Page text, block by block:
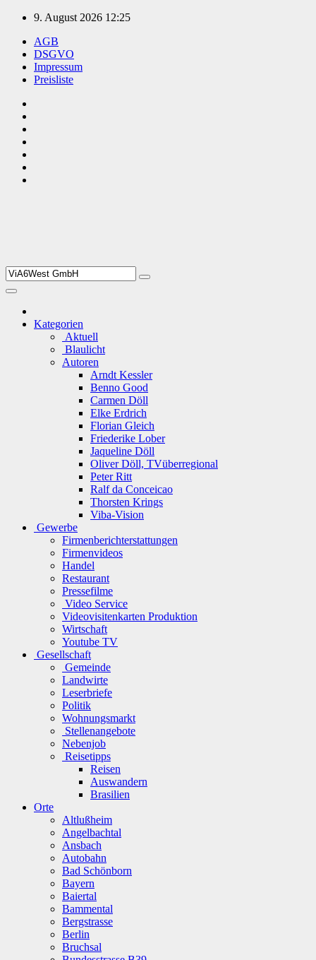
Zum
springen
9. August 2026 12:25
AGB
DSGVO
Impressum
Preisliste
Kategorien
Aktuell
Blaulicht
Autoren
Arndt Kessler
Benno Good
Carmen Döll
Elke Erdrich
Florian Gleich
Friederike Lober
Jaqueline Döll
Oliver Döll, TVüberregional
Peter Ritt
Ralf da Conceicao
Thorsten Krings
Viba-Vision
Gewerbe
Firmenberichterstattungen
Firmenvideos
Handel
Restaurant
Pressefilme
Video Service
Videovisitenkarten Produktion
Wirtschaft
Youtube TV
Gesellschaft
Gemeinde
Landwirte
Leserbriefe
Politik
Wohnungsmarkt
Stellenangebote
Nebenjob
Reisetipps
Reisen
Auswandern
Brasilien
Orte
Altlußheim
Angelbachtal
Ansbach
Autobahn
Bad Schönborn
Bayern
Baiertal
Bammental
Bergstrasse
Berlin
Bruchsal